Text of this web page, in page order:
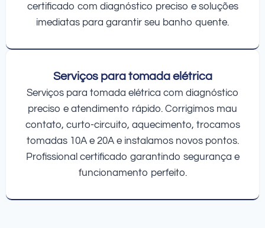
certificado com diagnóstico preciso e soluções
imediatas para garantir seu banho quente.
Serviços para tomada elétrica
Serviços para tomada elétrica com diagnóstico
preciso e atendimento rápido. Corrigimos mau
contato, curto-circuito, aquecimento, trocamos
tomadas 10A e 20A e instalamos novos pontos.
Profissional certificado garantindo segurança e
funcionamento perfeito.